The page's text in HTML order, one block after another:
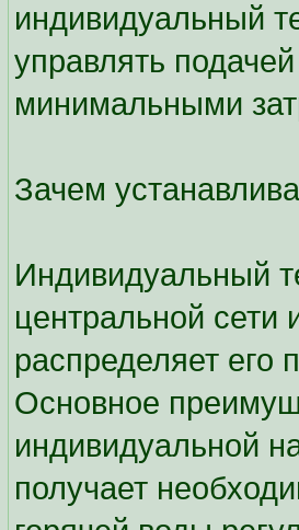
индивидуальный
управлять
минимальными
Зачем
Индивидуальный
центральной сети
распределяет его
Основное
индивидуальной
получает